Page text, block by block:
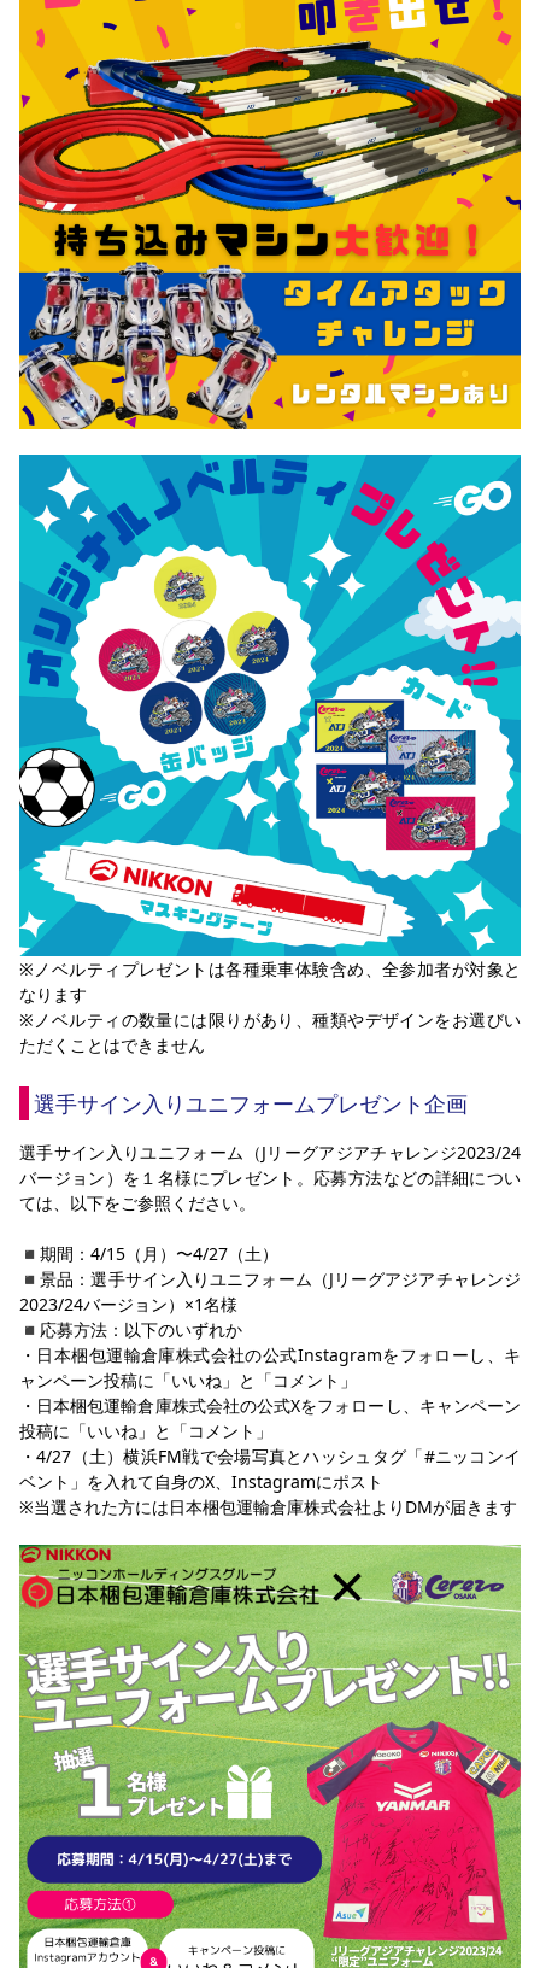
※ノベルティプレゼントは各種乗車体験含め、全参加者が対象と
なります
※ノベルティの数量には限りがあり、種類やデザインをお選びい
ただくことはできません
選手サイン入りユニフォームプレゼント企画
選手サイン入りユニフォーム（Jリーグアジアチャレンジ2023/24
バージョン）を１名様にプレゼント。応募方法などの詳細につい
ては、以下をご参照ください。
◾️期間：4/15（月）〜4/27（土）
◾️景品：選手サイン入りユニフォーム（Jリーグアジアチャレンジ
2023/24バージョン）×1名様
◾️応募方法：以下のいずれか
・日本梱包運輸倉庫株式会社の公式Instagramをフォローし、キ
ャンペーン投稿に「いいね」と「コメント」
・日本梱包運輸倉庫株式会社の公式Xをフォローし、キャンペーン
投稿に「いいね」と「コメント」
・4/27（土）横浜FM戦で会場写真とハッシュタグ「#ニッコンイ
ベント」を入れて自身のX、Instagramにポスト
※当選された方には日本梱包運輸倉庫株式会社よりDMが届きます